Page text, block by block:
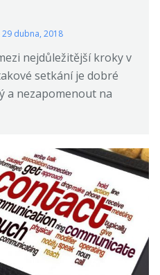
29 dubna, 2018
nejdůležitější kroky v
setkání je dobré
a nezapomenout na